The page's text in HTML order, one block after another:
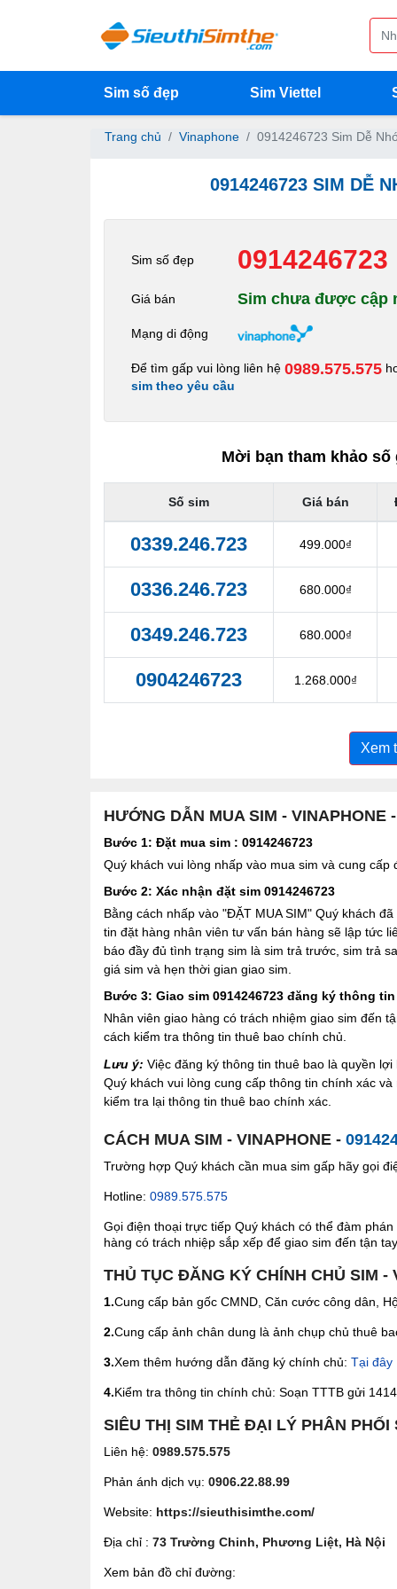
Sim số đẹp Sim Viettel
Trang chủ Vinaphone 0914246723 Sim Dễ
0914246723 SIM DỄ
Sim số đẹp 0914246723
Giá bán Sim chưa được cập
Mạng di động
Để tìm gấp vui lòng liên hệ 0989.575.575
sim theo yêu cầu
Mời bạn tham khảo
Số sim Giá bán
0339.246.723 499.000₫
0336.246.723 680.000₫
0349.246.723 680.000₫
0904246723 1.268.000₫
Xem
HƯỚNG DẪN MUA SIM - VINAPHONE
Bước 1: Đặt mua sim : 0914246723
Quý khách vui lòng nhấp vào mua sim và cung
Bước 2: Xác nhận đặt sim 0914246723
Bằng cách nhấp vào "ĐẶT MUA SIM" Quý khách
tin đặt hàng nhân viên tư vấn bán hàng sẽ lập tức
báo đầy đủ tình trạng sim là sim trả trước, sim trả
giá sim và hẹn thời gian giao sim.
Bước 3: Giao sim 0914246723 đăng ký thông
Nhân viên giao hàng có trách nhiệm giao sim đến
cách kiểm tra thông tin thuê bao chính chủ.
Lưu ý: Việc đăng ký thông tin thuê bao là quyền
Quý khách vui lòng cung cấp thông tin chính xác
kiểm tra lại thông tin thuê bao chính xác.
CÁCH MUA SIM - VINAPHONE -
Trường hợp Quý khách cần mua sim gấp hãy gọi
Hotline: 0989.575.575
Gọi điện thoại trực tiếp Quý khách có thể đàm
hàng có trách nhiệp sắp xếp để giao sim đến tận
THỦ TỤC ĐĂNG KÝ CHÍNH CHỦ SIM -
1.Cung cấp bản gốc CMND, Căn cước công dân,
2.Cung cấp ảnh chân dung là ảnh chụp chủ thuê
3.Xem thêm hướng dẫn đăng ký chính chủ: Tại đây
4.Kiểm tra thông tin chính chủ: Soạn TTTB gửi
SIÊU THỊ SIM THẺ ĐẠI LÝ PHÂN PHỐI
Liên hệ: 0989.575.575
Phản ánh dịch vụ: 0906.22.88.99
Website: https://sieuthisimthe.com/
Địa chỉ : 73 Trường Chinh, Phương Liệt, Hà Nội
Xem bản đồ chỉ đường: